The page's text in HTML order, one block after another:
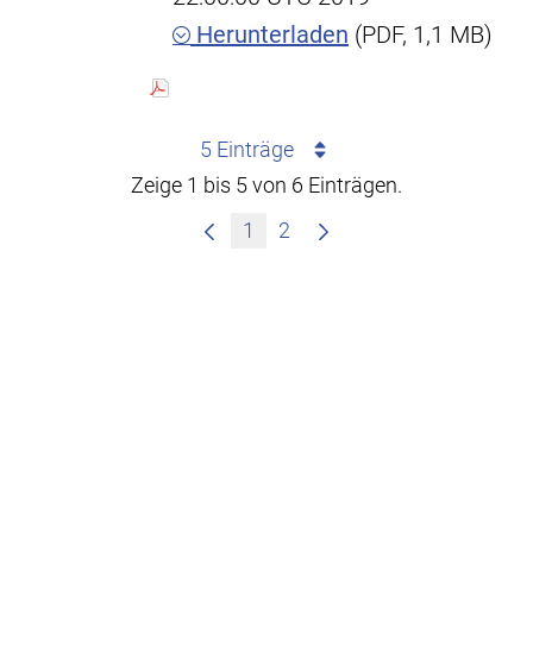
Herunterladen (PDF, 1,1 MB)
5 Einträge
Zeige 1 bis 5 von 6 Einträgen.
1
2